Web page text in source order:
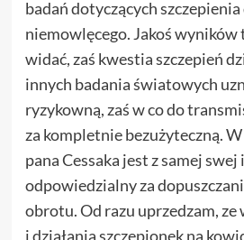
badań dotyczących
niemowlęcego. Jakoś wyników
widać, zaś kwestia szczepień
innych badania światowych
ryzykowną, zaś w co do
za kompletnie bezużyteczną.
pana Cessaka jest z samej
odpowiedzialny za
obrotu. Od razu uprzedzam, ze
i działania szczepionek na